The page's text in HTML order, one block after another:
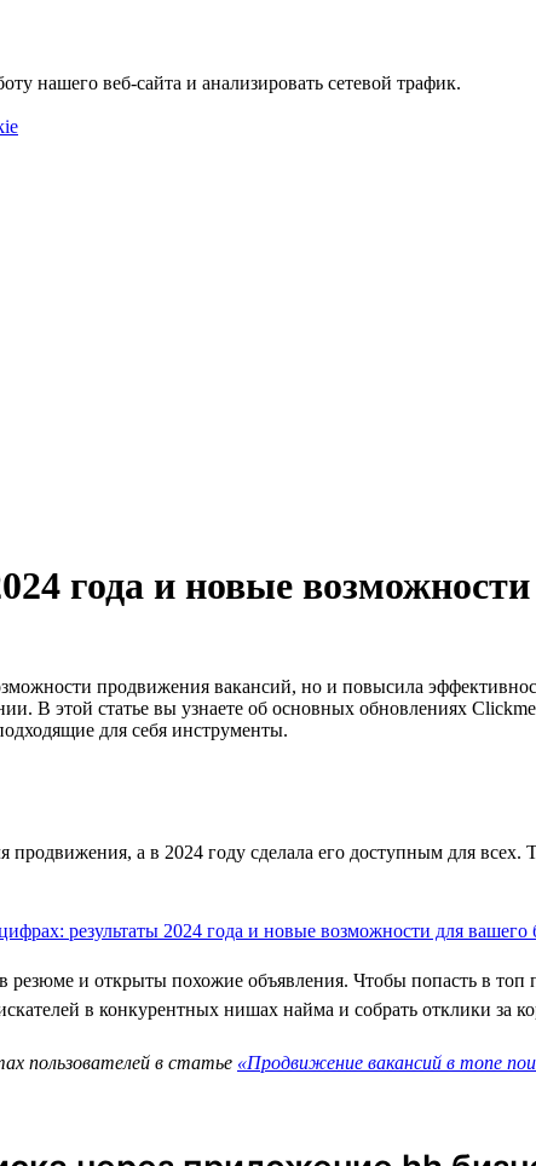
нашего веб-сайта и анализировать сетевой трафик.
года и новые
продвижения вакансий, но и повысила
В этой статье вы узнаете об основных обновлениях
для себя инструменты.
продвижения, а в 2024 году сделала его доступным для
и открыты похожие объявления. Чтобы попасть в топ
в конкурентных нишах найма и собрать отклики за
пользователей в статье «Продвижение вакансий в топе